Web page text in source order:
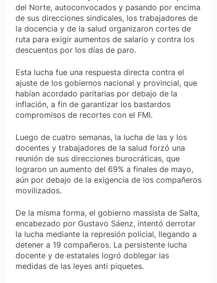
del Norte, autoconvocados y pasando por encima
de sus direcciones sindicales, los trabajadores de
la docencia y de la salud organizaron cortes de
ruta para exigir aumentos de salario y contra los
descuentos por los días de paro.
Esta lucha fue una respuesta directa contra el
ajuste de los gobiernos nacional y provincial, que
habían acordado paritarias por debajo de la
inflación, a fin de garantizar los bastardos
compromisos de recortes con el FMI.
Luego de cuatro semanas, la lucha de las y los
docentes y trabajadores de la salud forzó una
reunión de sus direcciones burocráticas, que
lograron un aumento del 69% a finales de mayo,
aún por debajo de la exigencia de los compañeros
movilizados.
De la misma forma, el gobierno massista de Salta,
encabezado por Gustavo Sáenz, intentó derrotar
la lucha mediante la represión policial, llegando a
detener a 19 compañeros. La persistente lucha
docente y de estatales logró doblegar las
medidas de las leyes anti piquetes.